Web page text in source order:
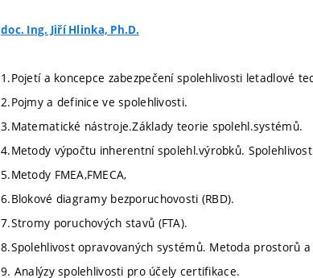
doc. Ing. Jiří Hlinka, Ph.D.
1.Pojetí a koncepce zabezpečení spolehlivosti letadlové
2.Pojmy a definice ve spolehlivosti.
3.Matematické nástroje.Základy teorie spolehl.systémů.
4.Metody výpočtu inherentní spolehl.výrobků.
5.Metody FMEA,FMECA,
6.Blokové diagramy bezporuchovosti (RBD).
7.Stromy poruchových stavů (FTA).
8.Spolehlivost opravovaných systémů. Metoda prostorů a
9. Analýzy spolehlivosti pro účely certifikace.